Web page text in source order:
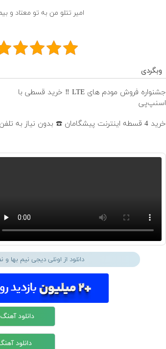
امیر تتلو من به تو معتاد و
وبگردی
جشنواره فروش مودم های LTE ‼️ خرید قسطی با
اسنپ‌پی
خرید 4 قسطه اینترنت پیشگامان ☎️ بدون نیاز به تلفن
دانلود از اونلی دیجی نیم
دانلود
دانلود